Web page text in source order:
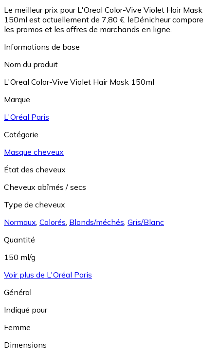
Le meilleur prix pour L'Oreal Color-Vive Violet Hair Mask
150ml est actuellement de 7,80 €. leDénicheur compare
les promos et les offres de marchands en ligne.
Informations de base
Nom du produit
L'Oreal Color-Vive Violet Hair Mask 150ml
Marque
L'Oréal Paris
Catégorie
Masque cheveux
État des cheveux
Cheveux abîmés / secs
Type de cheveux
Normaux Colorés Blonds/méchés Gris/Blanc
Quantité
150 ml/g
Voir plus de L'Oréal Paris
Général
Indiqué pour
Femme
Dimensions